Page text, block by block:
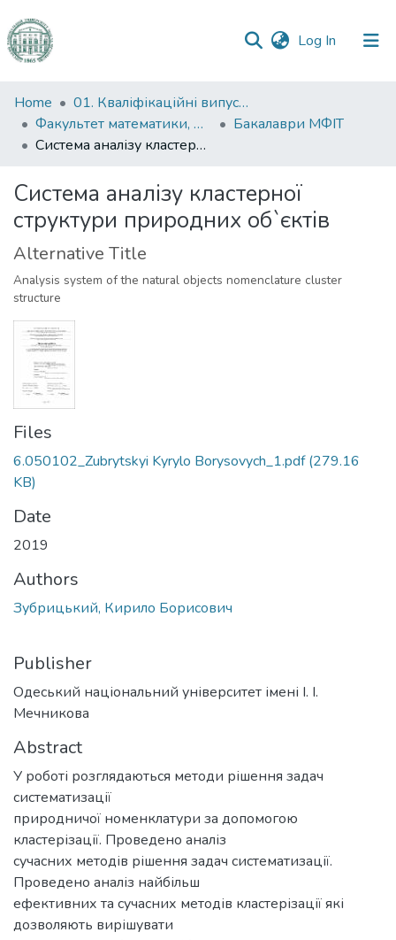
Log In (current)
Communities
&
Collections
Statistics
Home
01. Кваліфікаційні випускні роботи здобувачів вищої освіти
Факультет математики, фізики та інформаційних технологій
Бакалаври МФІТ
Система аналізу кластерної структури природних об`єктів
Система аналізу кластерної
структури природних об`єктів
Alternative Title
Analysis system of the natural objects nomenclature cluster
structure
Files
6.050102_Zubrytskyi Kyrylo Borysovych_1.pdf(279.16
KB)
Date
2019
Authors
Зубрицький, Кирило Борисович
Publisher
Одеський національний університет імені І. І.
Мечникова
Abstract
У роботі розглядаються методи рішення задач
систематизації
природничої номенклатури за допомогою
кластерізації. Проведено аналіз
сучасних методів рішення задач систематизації.
Проведено аналіз найбільш
ефективних та сучасних методів кластерізації які
дозволяють вирішувати